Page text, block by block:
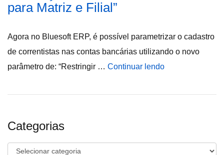
para Matriz e Filial”
Agora no Bluesoft ERP, é possível parametrizar o cadastro
de correntistas nas contas bancárias utilizando o novo
parâmetro de: “Restringir … Continuar lendo
Categorias
Categorias